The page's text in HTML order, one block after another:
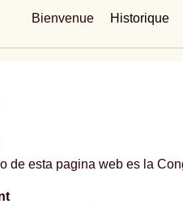
Bienvenue Historique
de esta pagina web es la